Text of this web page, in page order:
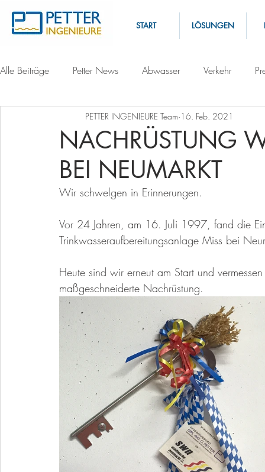
START LÖSUNGEN
Alle Beiträge Petter News Abwasser Verkehr
NACHRÜSTUNG
BEI NEUMARKT
PETTER INGENIEURE Team 16. Feb. 2021
Wir schwelgen in Erinnerungen.
Vor 24 Jahren, am 16. Juli 1997, fand die
Trinkwasseraufbereitungsanlage Miss bei
Heute sind wir erneut am Start und
maßgeschneiderte Nachrüstung.